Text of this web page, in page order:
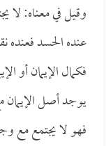
وقيل في معناه: لا
عنده الحسد فعنده
فكمال الإيمان أو
يوجد أصل
فهو لا يجتمع مع